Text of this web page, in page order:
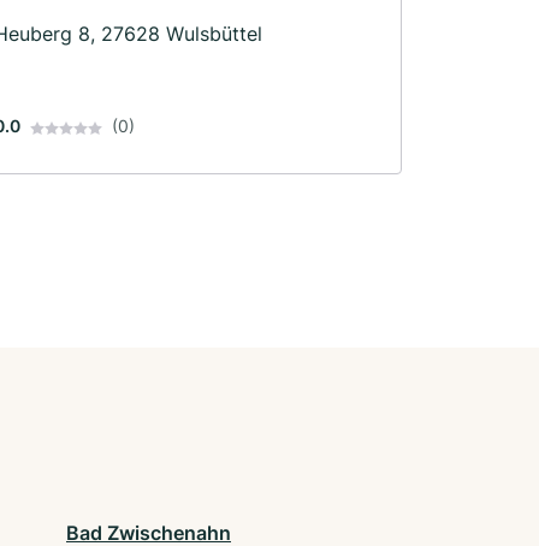
8, 27628 Wulsbüttel
(0)
Bad Zwischenahn